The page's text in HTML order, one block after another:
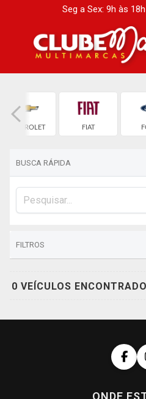
Seg a Sex: 9h às
CHEVROLET FIAT
BUSCA RÁPIDA
FILTROS
0 VEÍCULOS
ONDE